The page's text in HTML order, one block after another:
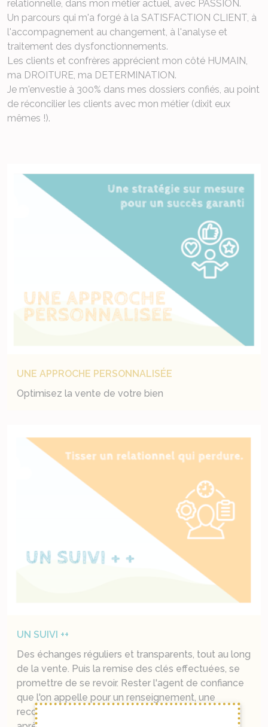
relationnelle, dans mon métier actuel, avec PASSION.
Un parcours qui m'a forgé à la SATISFACTION CLIENT, à
l'accompagnement au changement, à l'analyse et
traitement des dysfonctionnements.
Les clients et confrères apprécient mon côté HUMAIN,
ma DROITURE, ma DETERMINATION.
Je m'envestie à 300% dans mes dossiers confiés, au point
de réconcilier les clients avec mon métier (dixit eux
mêmes !).
UNE APPROCHE PERSONNALISÉE
Optimisez la vente de votre bien
UN SUIVI ++
Des échanges réguliers et transparents, tout au long
de la vente. Puis la remise des clés effectuées, se
promettre de se revoir. Rester l'agent de confiance
que l'on appelle pour un renseignement, une
recommandation artisan, même plusieurs années